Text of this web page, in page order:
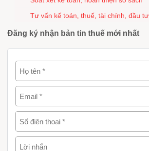
Tư vấn kế toán, thuế, tài chính, đầu tư
Đăng ký nhận bản tin thuế mới nhất